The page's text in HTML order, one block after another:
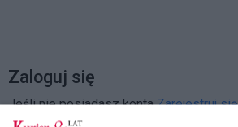
Zaloguj się
Jeśli nie posiadasz kontaZarejestruj się